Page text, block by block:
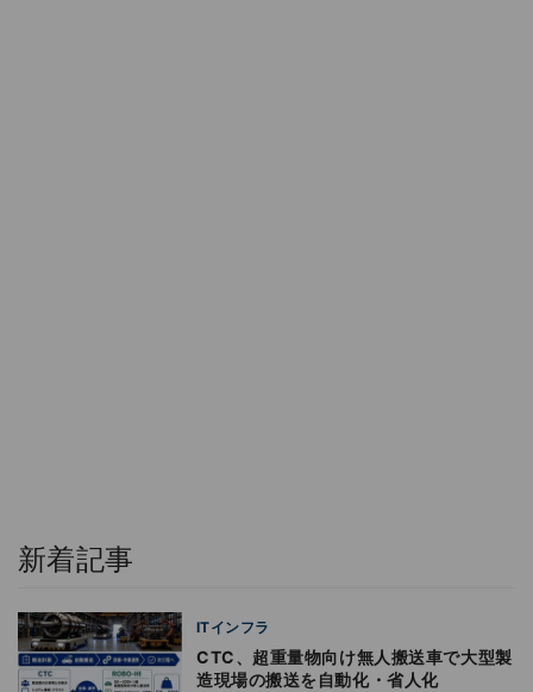
新着記事
ITインフラ
CTC、超重量物向け無人搬送車で大型製
造現場の搬送を自動化・省人化